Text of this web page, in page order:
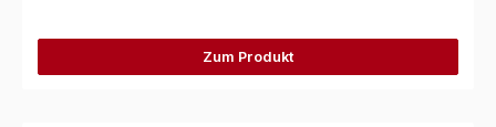
Zum Produkt